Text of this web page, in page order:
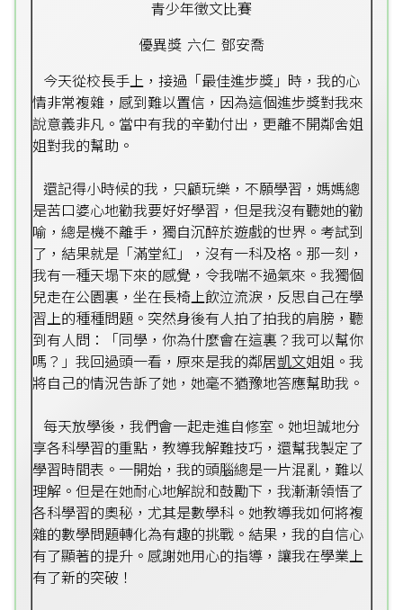
青少年徵文比賽
優異獎 六仁 鄧安喬
今天從校長手上，接過「最佳進步獎」時，我的心
情非常複雜，感到難以置信，因為這個進步獎對我來
說意義非凡。當中有我的辛勤付出，更離不開鄰舍姐
姐對我的幫助。
還記得小時候的我，只顧玩樂，不願學習，媽媽總
是苦口婆心地勸我要好好學習，但是我沒有聽她的勸
喻，總是機不離手，獨自沉醉於遊戲的世界。考試到
了，結果就是「滿堂紅」，沒有一科及格。那一刻，
我有一種天塌下來的感覺，令我喘不過氣來。我獨個
兒走在公園裏，坐在長椅上飲泣流淚，反思自己在學
習上的種種問題。突然身後有人拍了拍我的肩膀，聽
到有人問：「同學，你為什麼會在這裏？我可以幫你
嗎？」我回過頭一看，原來是我的鄰居凱文姐姐。我
將自己的情況告訴了她，她毫不猶豫地答應幫助我。
每天放學後，我們會一起走進自修室。她坦誠地分
享各科學習的重點，教導我解難技巧，還幫我製定了
學習時間表。一開始，我的頭腦總是一片混亂，難以
理解。但是在她耐心地解說和鼓勵下，我漸漸領悟了
各科學習的奧秘，尤其是數學科。她教導我如何將複
雜的數學問題轉化為有趣的挑戰。結果，我的自信心
有了顯著的提升。感謝她用心的指導，讓我在學業上
有了新的突破！